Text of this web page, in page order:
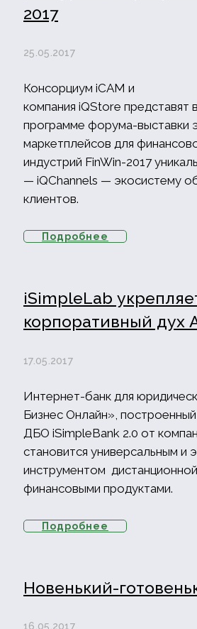
2017
25.05.2017
Консорциум iCAM и
компания iQStore представят
программе форума-выставки
маркетплейсов для
индустрий FinWin-2017
— iQChannels — экосистему
клиентов.
Подробнее
iSimpleLab
корпоративный дух
17.05.2017
Интернет-банк для
Бизнес Онлайн»,
ДБО iSimpleBank 2.0 от
становится универсальным и
инструментом
финансовыми продуктами.
Подробнее
Новенький-
16.05.2017